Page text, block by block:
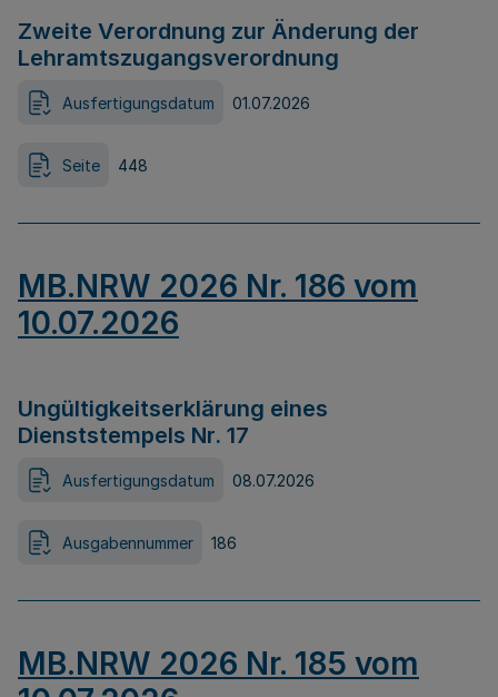
Zweite Verordnung zur Änderung der
Lehramtszugangsverordnung
Ausfertigungsdatum 01.07.2026
Seite 448
MB.NRW 2026 Nr. 186 vom
10.07.2026
Ungültigkeitserklärung eines
Dienststempels Nr. 17
Ausfertigungsdatum 08.07.2026
Ausgabennummer 186
MB.NRW 2026 Nr. 185 vom